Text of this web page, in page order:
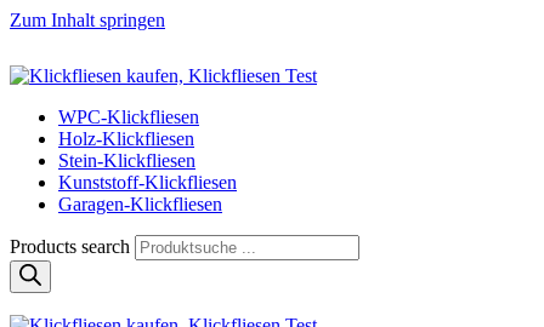
Zum Inhalt springen
Klickfliese | klick-klick-fertig
Klickfliesen online kaufen
WPC-Klickfliesen
Holz-Klickfliesen
Stein-Klickfliesen
Kunststoff-Klickfliesen
Garagen-Klickfliesen
Products search